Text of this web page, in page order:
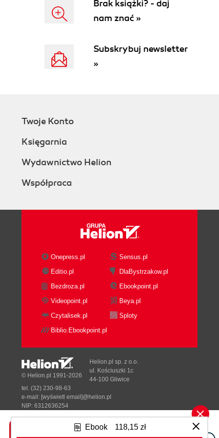
3. A Quick Look into Baseball
The Data
Performance Metrics
Wrapping Up
Fundamental Data Operations
Pipelinable Operations
Structural Operations
Simple Types
Collection of Tuples
Defining the Schema of a Transformed
Record
Development Aid Commands
DESCRIBE
DUMP
SAMPLE
EXPLAIN
Pig Functions
Piggybank
Apache DataFu
Wrapping Up
II. Tactics: Analytic Patterns
5. Map-Only Operations
Pattern in Use
Eliminating Data
Ebook 118,15 zł
Brak książki? - daj
nam znać »
Subskrybuj newsletter
»
Twoje Konto
Księgarnia
Wydawnictwo Helion
Współpraca
Onepress.pl
Sensus.pl
Editio.pl
DlaBystrzakow.pl
Bezdroza.pl
Ebookpoint.pl
Videopoint.pl
Beya.pl
Czytalisek.pl
Sploty
Biblio.Ebookpoint.pl
Tonik.pl
© Helion.pl 1991-2026
Helion.pl sp. z o.o.
ul. Kościuszki 1c
44-100 Gliwice
tel. (32) 230-98-63
e-mail: [wyświetl email]@helion.pl
NIP: 6312636254